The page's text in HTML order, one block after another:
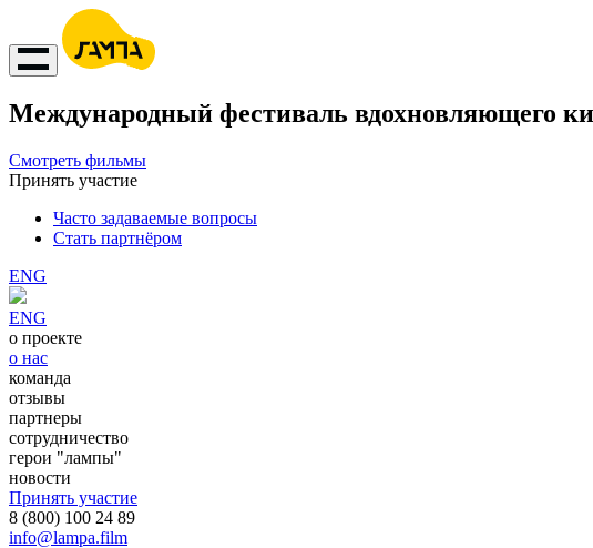
Международный фестиваль вдохновляющего
Смотреть фильмы
Принять участие
Часто задаваемые вопросы
Стать партнёром
ENG
ENG
о проекте
о нас
команда
отзывы
партнеры
сотрудничество
герои "лампы"
новости
Принять участие
8 (800) 100 24 89
info@lampa.film